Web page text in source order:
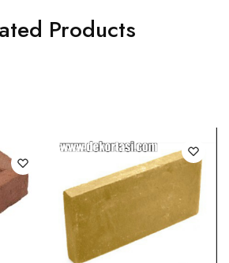
Products